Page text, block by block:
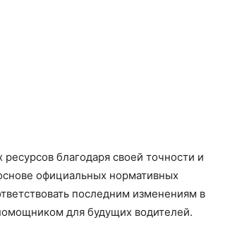
благодаря своей точности и
официальных нормативных
последним изменениям в
для будущих водителей.